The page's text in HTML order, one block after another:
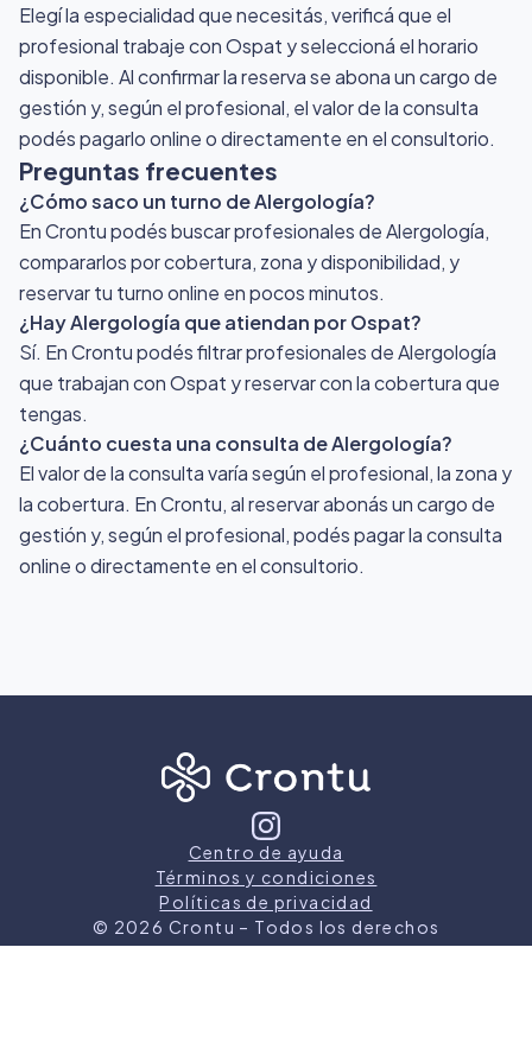
Elegí la especialidad que necesitás, verificá que el
profesional trabaje con Ospat y seleccioná el horario
disponible. Al confirmar la reserva se abona un cargo de
gestión y, según el profesional, el valor de la consulta
podés pagarlo online o directamente en el consultorio.
Preguntas frecuentes
¿Cómo saco un turno de Alergología?
En Crontu podés buscar profesionales de Alergología,
compararlos por cobertura, zona y disponibilidad, y
reservar tu turno online en pocos minutos.
¿Hay Alergología que atiendan por Ospat?
Sí. En Crontu podés filtrar profesionales de Alergología
que trabajan con Ospat y reservar con la cobertura que
tengas.
¿Cuánto cuesta una consulta de Alergología?
El valor de la consulta varía según el profesional, la zona y
la cobertura. En Crontu, al reservar abonás un cargo de
gestión y, según el profesional, podés pagar la consulta
online o directamente en el consultorio.
Centro de ayuda
Términos y condiciones
Políticas de privacidad
© 2026 Crontu – Todos los derechos
reservados